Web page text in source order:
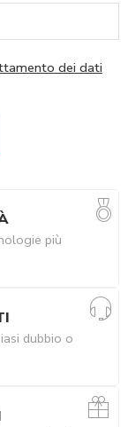
dei dati
più
dubbio o